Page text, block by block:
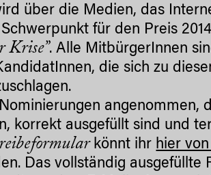
über die Medien, das
für den Preis
Krise”. Alle MitbürgerInnen
die sich zu
angenommen,
korrekt ausgefüllt sind und
könnt ihr hier
Das vollständig